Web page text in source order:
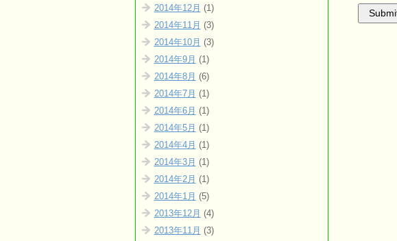
2014年12月 (1)
2014年11月 (3)
2014年10月 (3)
2014年9月 (1)
2014年8月 (6)
2014年7月 (1)
2014年6月 (1)
2014年5月 (1)
2014年4月 (1)
2014年3月 (1)
2014年2月 (1)
2014年1月 (5)
2013年12月 (4)
2013年11月 (3)